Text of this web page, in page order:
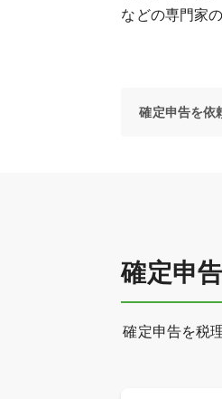
などの専門家
確定申告を依
確定申
確定申告を税